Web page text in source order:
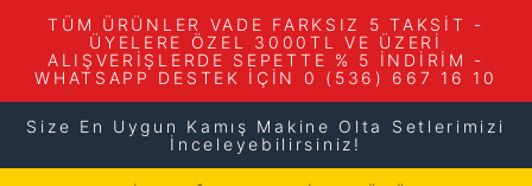
TÜM ÜRÜNLER VADE FARKSIZ 5 TAKSİT -
ÜYELERE ÖZEL 3000TL VE ÜZERİ
ALIŞVERİŞLERDE SEPETTE % 5 İNDİRİM -
WHATSAPP DESTEK İÇİN 0 (536) 667 16 10
Size En Uygun Kamış Makine Olta Setlerimizi
İnceleyebilirsiniz!